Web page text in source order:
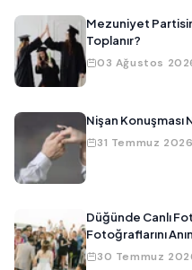
Mezuniyet
Toplanır?
03 Ağustos
Nişan Konuşması
31 Temmuz 2026
Düğünde Canlı
Fotoğraflarını
30 Temmuz